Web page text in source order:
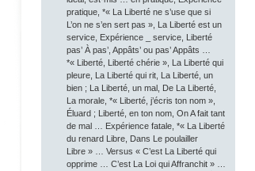
pratique, *« La Liberté ne s’use que si
L’on ne s’en sert pas », La Liberté est un
service, Expérience _ service, Liberté
pas’ À pas’, Appâts’ ou pas’ Appâts …
*« Liberté, Liberté chérie », La Liberté qui
pleure, La Liberté qui rit, La Liberté, un
bien ; La Liberté, un mal, De La Liberté,
La morale, *« Liberté, j’écris ton nom »,
Éluard ; Liberté, en ton nom, On A fait tant
de mal … Expérience fatale, *« La Liberté
du renard Libre, Dans Le poulailler
Libre » … Versus « C’est La Liberté qui
opprime … C’est La Loi qui Affranchit » …